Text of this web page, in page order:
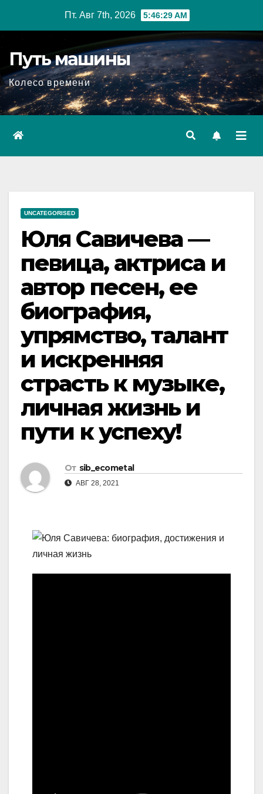
Пт. Авг 7th, 2026 5:46:30 AM
Путь машины
Колесо времени
UNCATEGORISED
Юля Савичева —
певица, актриса и
автор песен, ее
биография,
упрямство, талант
и искренняя
страсть к музыке,
личная жизнь и
пути к успеху!
От sib_ecometal
АВГ 28, 2021